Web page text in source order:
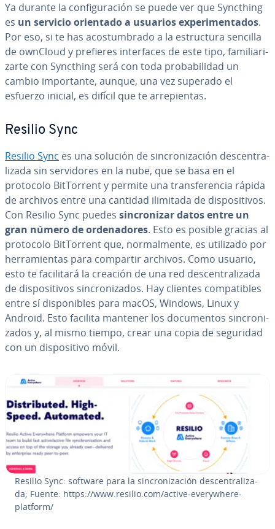
Ya durante la co­n­fi­gu­ra­ción se puede ver que Syncthing
es un servicio orientado a usuarios ex­pe­ri­me­n­ta­dos.
Por eso, si te has aco­s­tu­m­bra­do a la es­tru­c­tu­ra sencilla
de ownCloud y prefieres in­te­r­fa­ces de este tipo, fa­mi­lia­ri­
zar­te con Syncthing será con toda pro­ba­bi­li­dad un
cambio im­po­r­ta­n­te, aunque, una vez superado el
esfuerzo inicial, es difícil que te arre­pie­n­tas.
Resilio Sync
Resilio Sync es una solución de si­n­cro­ni­za­ción de­s­ce­n­tra­
li­za­da sin se­r­vi­do­res en la nube, que se basa en el
protocolo Bi­t­To­rre­nt y permite una tra­n­s­fe­re­n­cia rápida
de archivos entre una cantidad ilimitada de di­s­po­si­ti­vos.
Con Resilio Sync puedes si­n­cro­ni­zar datos entre un
gran número de or­de­na­do­res. Esto es posible gracias al
protocolo Bi­t­To­rre­nt que, no­r­ma­l­me­n­te, es utilizado por
he­rra­mie­n­tas para compartir archivos. Como usuario,
esto te fa­ci­li­ta­rá la creación de una red de­s­ce­n­tra­li­za­da
de di­s­po­si­ti­vos si­n­cro­ni­za­dos. Hay clientes co­m­pa­ti­bles
entre sí di­s­po­ni­bles para macOS, Windows, Linux y
Android. Esto facilita mantener los do­cu­me­n­tos si­n­cro­ni­
za­dos y, al mismo tiempo, crear una copia de seguridad
con un di­s­po­si­ti­vo móvil.
Resilio Sync: software para la si­n­cro­ni­za­ción de­s­ce­n­tra­li­za­
da; Fuente: https://www.resilio.com/active-eve­r­y­whe­re-
platform/